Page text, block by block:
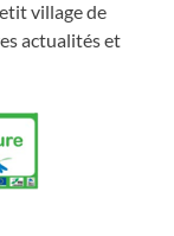
village de
actualités et